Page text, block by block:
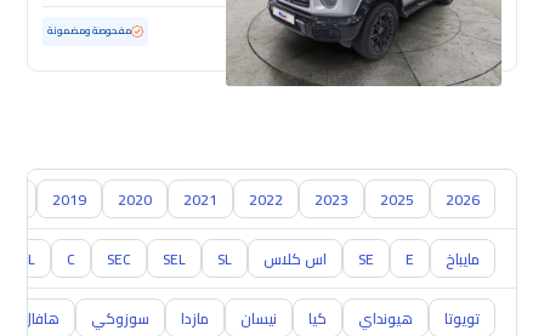
مستعملة 13,818 كم ممشى قليل مفحوصة ومضمونة
2026
2025
2023
2022
2021
2020
2019
مايباخ E
SE اس كلاس SL
SEL
SEC
C
CL
تويوتا هيونداي كيا نيسان مازدا سوزوكي هافال